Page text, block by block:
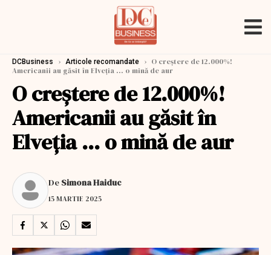
DCBusiness › Articole recomandate › O creștere de 12.000%!
Americanii au găsit în Elveția ... o mină de aur
O creștere de 12.000%!
Americanii au găsit în
Elveția ... o mină de aur
De Simona Haiduc
15 MARTIE 2025